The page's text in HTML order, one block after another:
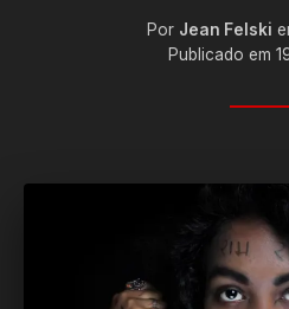
Por Jean Felski
Publicado em